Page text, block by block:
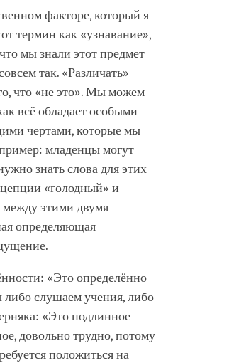
факторе, который я
термин как «узнавание»,
мы знали этот предмет
так. «Различать»
что «не это». Мы можем
всё обладает особыми
чертами, которые мы
младенцы могут
знать слова для этих
«голодный» и
между этими двумя
определяющая
«Это определённо
либо слушаем учения, либо
«Это подлинное
довольно трудно, потому
положиться на